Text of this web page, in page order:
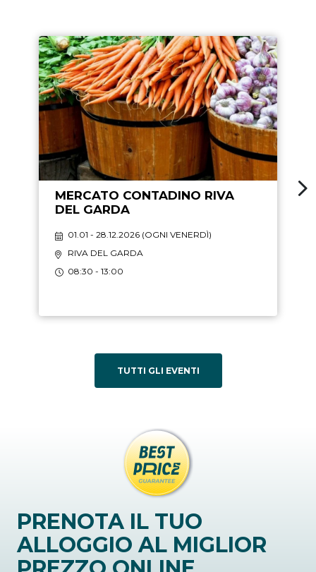
MERCATO CONTADINO RIVA
DEL GARDA
01.01 - 28.12.2026 (OGNI VENERDÌ)
RIVA DEL GARDA
08:30 - 13:00
TUTTI GLI EVENTI
PRENOTA IL TUO
ALLOGGIO AL MIGLIOR